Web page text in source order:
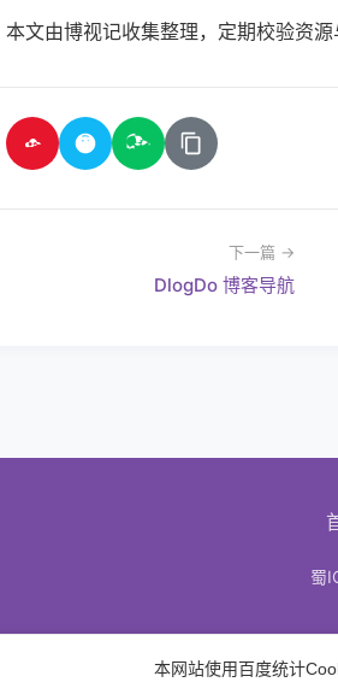
本文由博视记收集整理，定期校验资
下一篇 →
DlogDo 博客导航
蜀
本网站使用百度统计